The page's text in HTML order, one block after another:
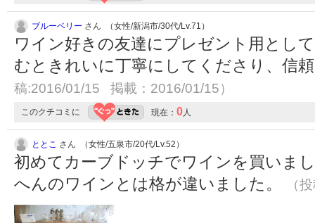
ブルーベリー さん （女性/新潟市/30代/Lv.71）
ワイン好きの友達にプレゼント用とし
むときれいに丁寧にしてくださり、信
稿:2016/01/15 掲載：2016/01/15）
このクチコミに 現在： 0 人
ととこ さん （女性/五泉市/20代/Lv.52）
初めてカーブドッチでワインを買いま
へんのワインとは格が違いました。
（